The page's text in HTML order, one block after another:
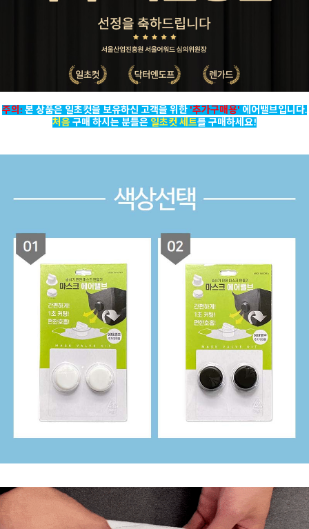
주의: 본 상품은 일초컷을 보유하신 고객을 위한 '추가구매용' 에어밸브입니다.
처음 구매 하시는 분들은 일초컷 세트를 구매하세요!